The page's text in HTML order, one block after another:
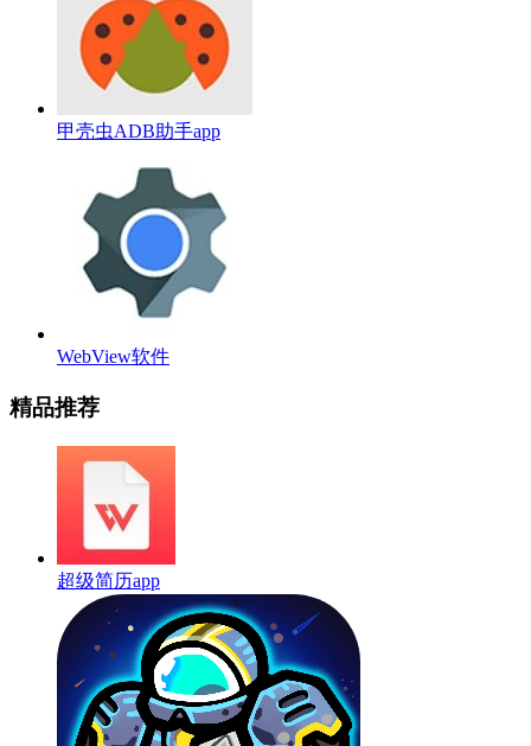
甲壳虫ADB助手app
WebView软件
精品推荐
超级简历app